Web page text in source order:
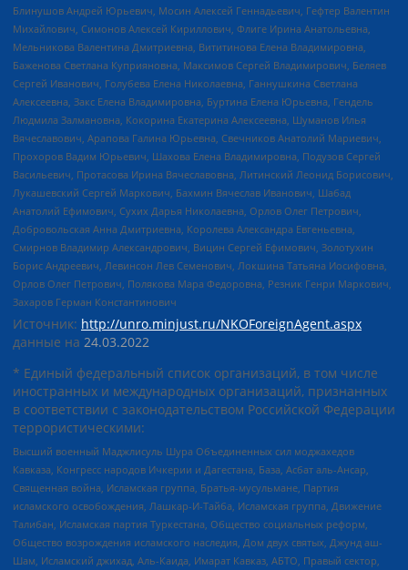
Блинушов Андрей Юрьевич, Мосин Алексей Геннадьевич, Гефтер Валентин
Михайлович, Симонов Алексей Кириллович, Флиге Ирина Анатольевна,
Мельникова Валентина Дмитриевна, Вититинова Елена Владимировна,
Баженова Светлана Куприяновна, Максимов Сергей Владимирович, Беляев
Сергей Иванович, Голубева Елена Николаевна, Ганнушкина Светлана
Алексеевна, Закс Елена Владимировна, Буртина Елена Юрьевна, Гендель
Людмила Залмановна, Кокорина Екатерина Алексеевна, Шуманов Илья
Вячеславович, Арапова Галина Юрьевна, Свечников Анатолий Мариевич,
Прохоров Вадим Юрьевич, Шахова Елена Владимировна, Подузов Сергей
Васильевич, Протасова Ирина Вячеславовна, Литинский Леонид Борисович,
Лукашевский Сергей Маркович, Бахмин Вячеслав Иванович, Шабад
Анатолий Ефимович, Сухих Дарья Николаевна, Орлов Олег Петрович,
Добровольская Анна Дмитриевна, Королева Александра Евгеньевна,
Смирнов Владимир Александрович, Вицин Сергей Ефимович, Золотухин
Борис Андреевич, Левинсон Лев Семенович, Локшина Татьяна Иосифовна,
Орлов Олег Петрович, Полякова Мара Федоровна, Резник Генри Маркович,
Захаров Герман Константинович
Источник: http://unro.minjust.ru/NKOForeignAgent.aspx
данные на 24.03.2022
* Единый федеральный список организаций, в том числе
иностранных и международных организаций, признанных
в соответствии с законодательством Российской Федерации
террористическими:
Высший военный Маджлисуль Шура Объединенных сил моджахедов
Кавказа, Конгресс народов Ичкерии и Дагестана, База, Асбат аль-Ансар,
Священная война, Исламская группа, Братья-мусульмане, Партия
исламского освобождения, Лашкар-И-Тайба, Исламская группа, Движение
Талибан, Исламская партия Туркестана, Общество социальных реформ,
Общество возрождения исламского наследия, Дом двух святых, Джунд аш-
Шам, Исламский джихад, Аль-Каида, Имарат Кавказ, АБТО, Правый сектор,